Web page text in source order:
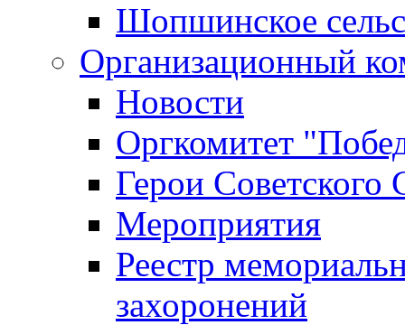
Шопшинское
Организационный
Новости
Оргкомитет
Герои Советского
Мероприятия
Реестр
захоронений